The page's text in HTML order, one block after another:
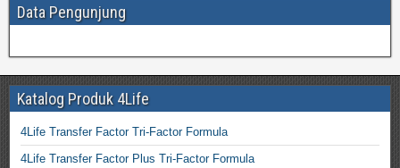
Data Pengunjung
Katalog Produk 4Life
4Life Transfer Factor Tri-Factor Formula
4Life Transfer Factor Plus Tri-Factor Formula